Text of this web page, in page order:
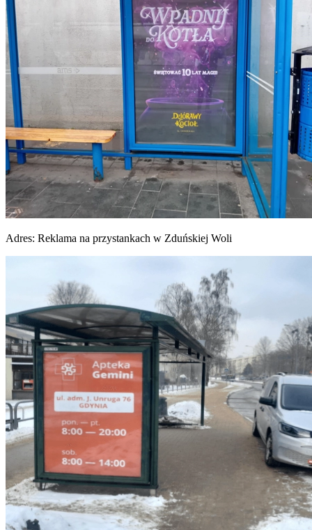
Adres: Reklama na przystankach w Zduńskiej Woli